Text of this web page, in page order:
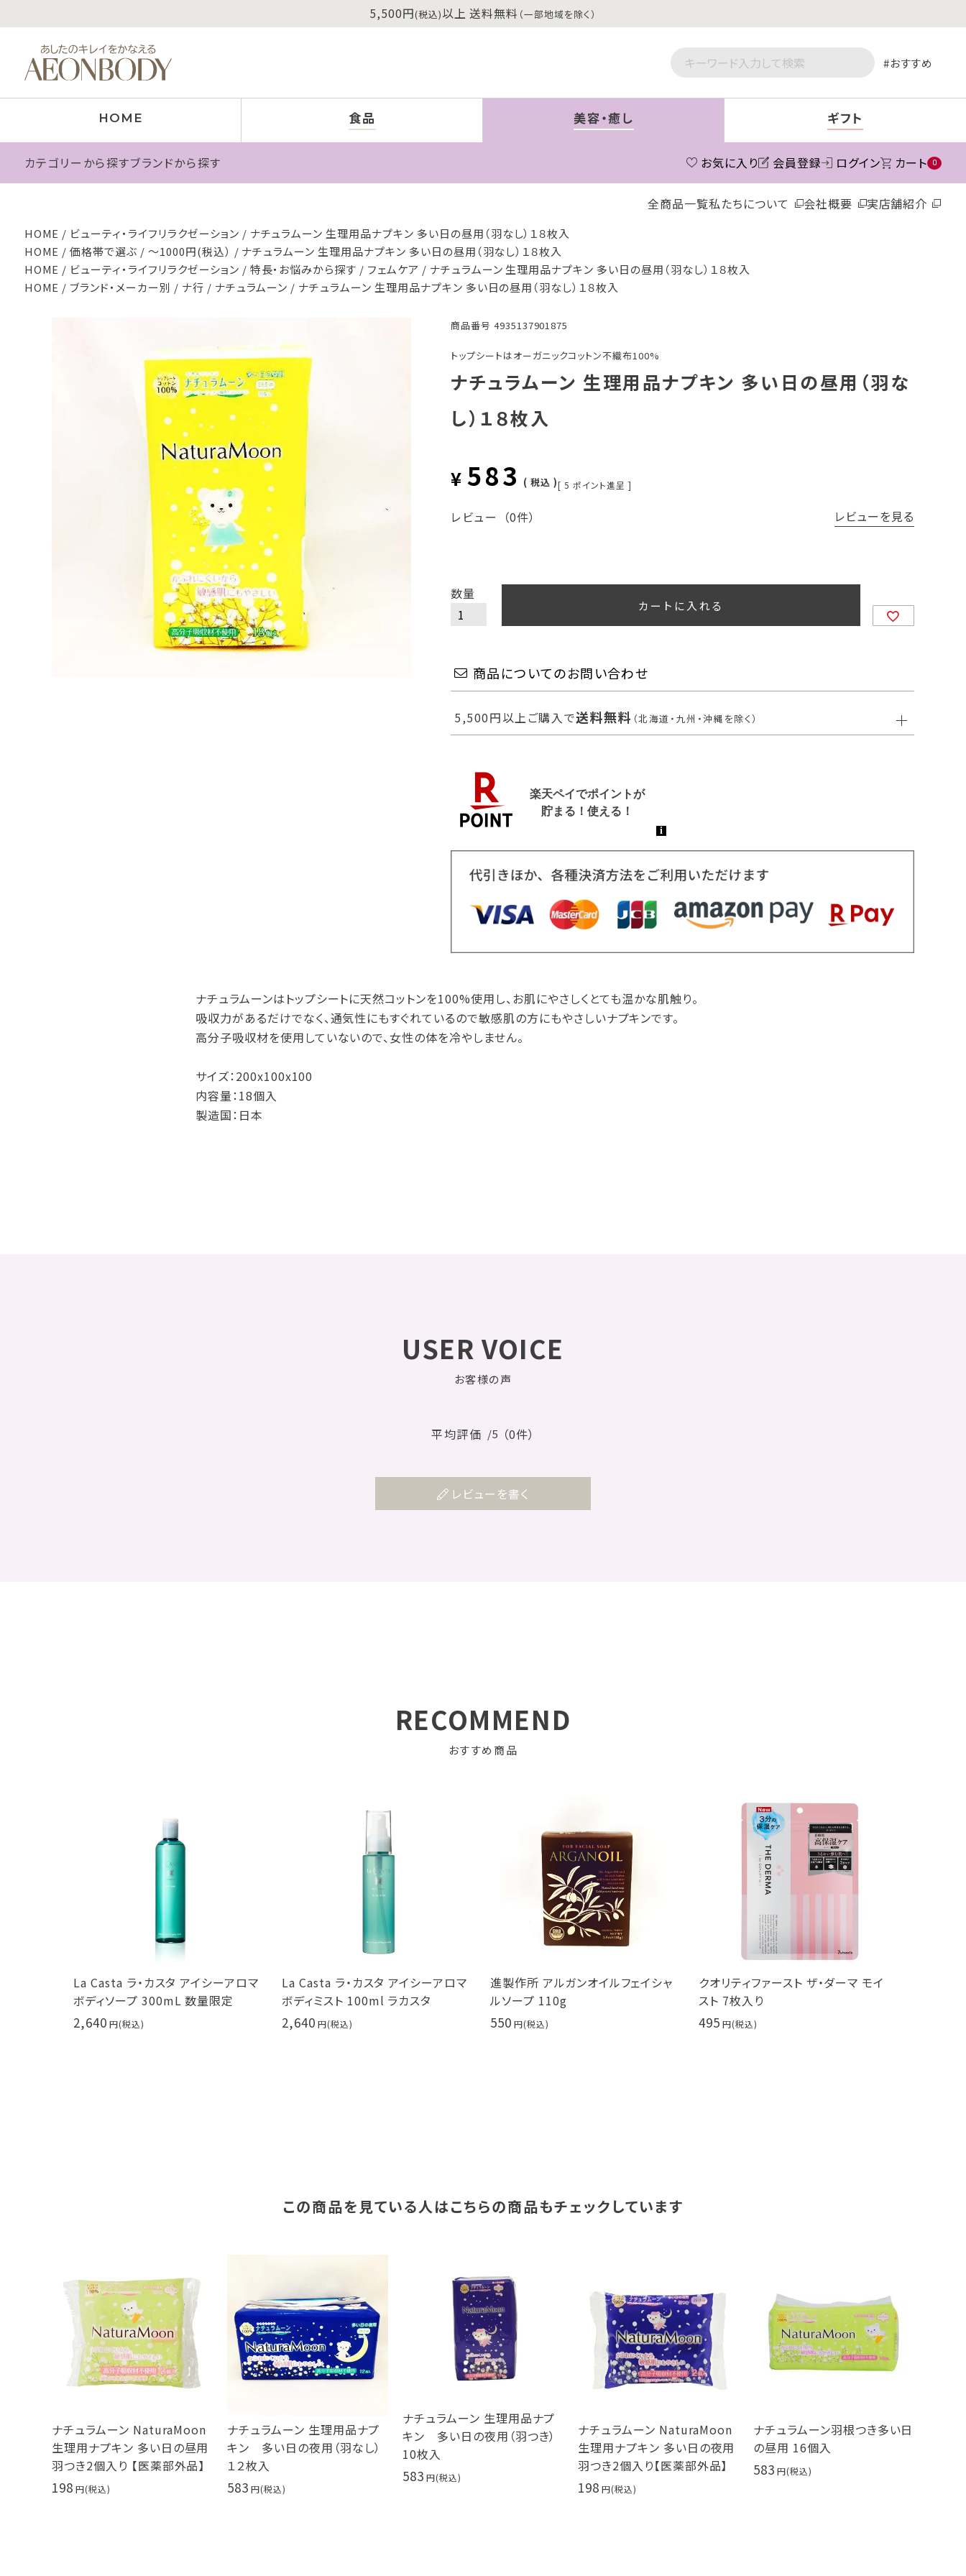
5,500円(税込)以上 送料無料 （一部地域を除く）
おすすめ
HOME 食品 美容・癒し ギフト
カテゴリーから探すブランドから探す お気に入り 会員登録 ログイン カート 0
全商品一覧私たちについて 会社概要 実店舗紹介
HOME ビューティ・ライフリラクゼーション
ナチュラムーン 生理用品ナプキン 多い日の昼用（羽なし）１８枚入
HOME
価格帯で選ぶ ～1000円(税込）
ナチュラムーン 生理用品ナプキン 多い日の昼用（羽なし）１８枚入
HOME
ビューティ・ライフリラクゼーション 特長・お悩みから探す フェムケア
ナチュラムーン 生理用品ナプキン 多い日の昼用（羽なし）１８枚入
HOME
ブランド・メーカー別 ナ行 ナチュラムーン ナチュラムーン 生理用品ナプキン 多い日の昼用（羽なし）１８枚入
商品番号 4935137901875
トップシートはオーガニックコットン不織布100%
ナチュラムーン 生理用品ナプキン 多い日の昼用（羽な
し）１８枚入
¥ 583 税込 [ 5 ポイント進呈 ]
レビュー （0件） レビューを見る
カートに入れる
商品についてのお問い合わせ
5,500円以上ご購入で送料無料 （北海道・九州・沖縄を除く）
ナチュラムーンはトップシートに天然コットンを100%使用し、お肌にやさしくとても温かな肌触り。
吸収力があるだけでなく、通気性にもすぐれているので敏感肌の方にもやさしいナプキンです。
高分子吸収材を使用していないので、女性の体を冷やしません。
サイズ：200x100x100
内容量：18個入
製造国：日本
USER VOICE
お客様の声
平均評価 /5 （0件）
レビューを書く
RECOMMEND
おすすめ商品
La Casta ラ・カスタ アイシーアロマ
ボディソープ 300mL 数量限定
2,640
La Casta ラ・カスタ アイシーアロマ
ボディミスト 100ml ラカスタ
2,640
進製作所 アルガンオイルフェイシャ
ルソープ 110g
550
クオリティファースト ザ・ダーマ モイ
スト 7枚入り
495
この商品を見ている人はこちらの商品もチェックしています
ナチュラムーン NaturaMoon
生理用ナプキン 多い日の昼用
羽つき2個入り 【医薬部外品】
198
ナチュラムーン 生理用品ナプ
キン 多い日の夜用（羽なし）
１２枚入
583
ナチュラムーン 生理用品ナプ
キン 多い日の夜用（羽つき）
10枚入
583
ナチュラムーン NaturaMoon
生理用ナプキン 多い日の夜用
羽つき2個入り【医薬部外品】
198
ナチュラムーン羽根つき多い日
の昼用 16個入
583